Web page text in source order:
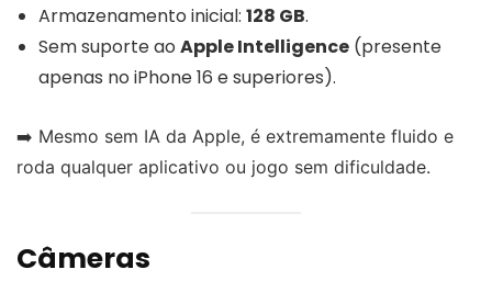
Armazenamento inicial: 128 GB.
Sem suporte ao Apple Intelligence (presente
apenas no iPhone 16 e superiores).
➡️ Mesmo sem IA da Apple, é extremamente fluido e
roda qualquer aplicativo ou jogo sem dificuldade.
Câmeras